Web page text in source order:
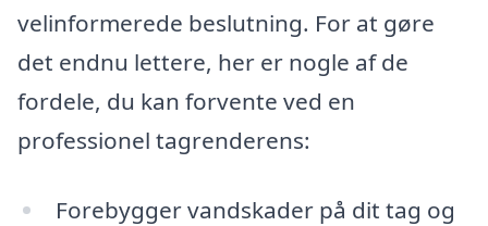
velinformerede beslutning. For at gøre
det endnu lettere, her er nogle af de
fordele, du kan forvente ved en
professionel tagrenderens:
Forebygger vandskader på dit tag og